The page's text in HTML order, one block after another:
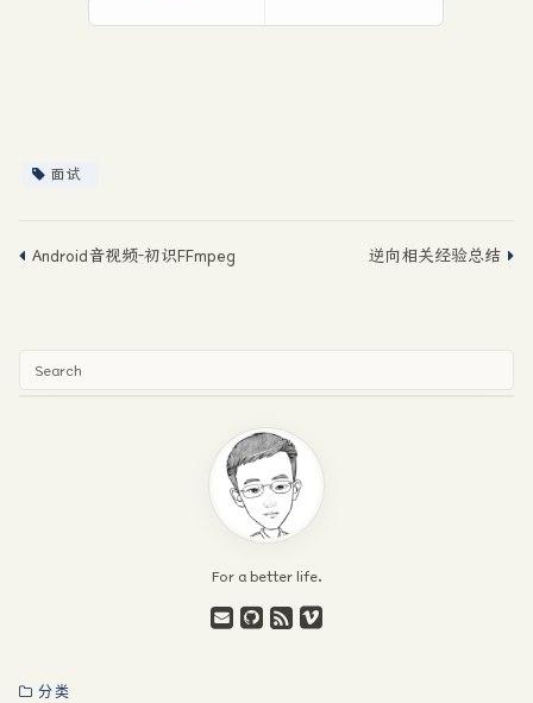
面试
Android音视频-初识FFmpeg 逆向相关经验总结
For a better life.
分类